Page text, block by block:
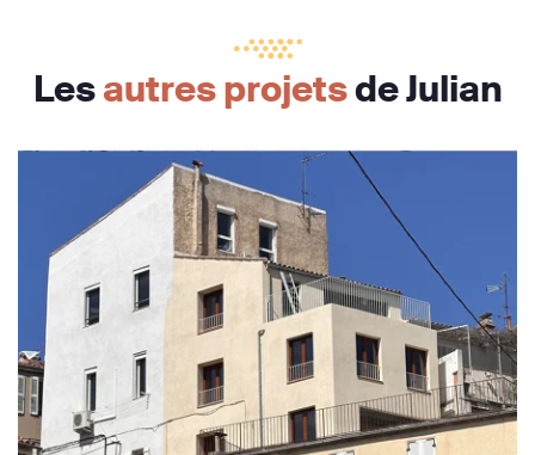
Lesautres projetsde Julian